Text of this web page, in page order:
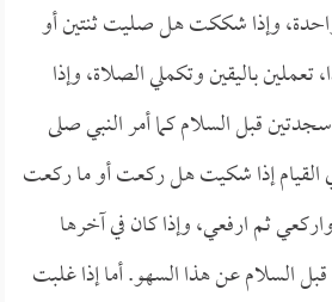
وإذا شككت هل صليت ثنتين أو
تعملين باليقين وتكملي الصلاة، وإذا
قبل السلام كما أمر النبي صلى
القيام إذا شكيت هل ركعت أو ما ركعت
ثم ارفعي، وإذا كان في آخرها
السلام عن هذا السهو. أما إذا غلبت